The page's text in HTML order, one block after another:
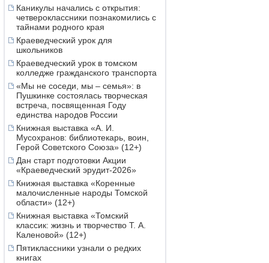
Каникулы начались с открытия:
четвероклассники познакомились с
тайнами родного края
Краеведческий урок для
школьников
Краеведческий урок в томском
колледже гражданского транспорта
«Мы не соседи, мы – семья»: в
Пушкинке состоялась творческая
встреча, посвященная Году
единства народов России
Книжная выставка «А. И.
Мусохранов: библиотекарь, воин,
Герой Советского Союза» (12+)
Дан старт подготовки Акции
«Краеведческий эрудит-2026»
Книжная выставка «Коренные
малочисленные народы Томской
области» (12+)
Книжная выставка «Томский
классик: жизнь и творчество Т. А.
Каленовой» (12+)
Пятиклассники узнали о редких
книгах